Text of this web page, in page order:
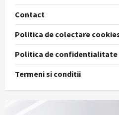
Contact
Politica de colectare
Politica de confidentialitate
Termeni si conditii